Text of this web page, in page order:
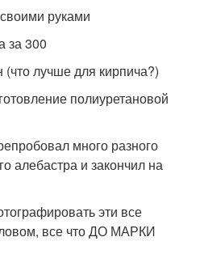
руками
за 300
лучше для кирпича?)
полиуретановой
много разного
алебастра и закончил на
эти все
все что ДО МАРКИ